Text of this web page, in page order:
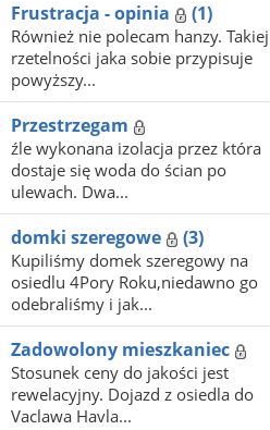
Frustracja - opinia (1)
Również nie polecam hanzy. Takiej
rzetelności jaka sobie przypisuje
powyższy...
Przestrzegam
źle wykonana izolacja przez która
dostaje się woda do ścian po
ulewach. Dwa...
domki szeregowe (3)
Kupiliśmy domek szeregowy na
osiedlu 4Pory Roku,niedawno go
odebraliśmy i jak...
Zadowolony mieszkaniec
Stosunek ceny do jakości jest
rewelacyjny. Dojazd z osiedla do
Vaclawa Havla...